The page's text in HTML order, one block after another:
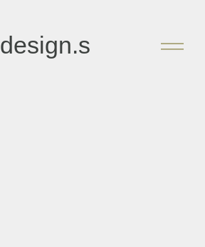
design.s